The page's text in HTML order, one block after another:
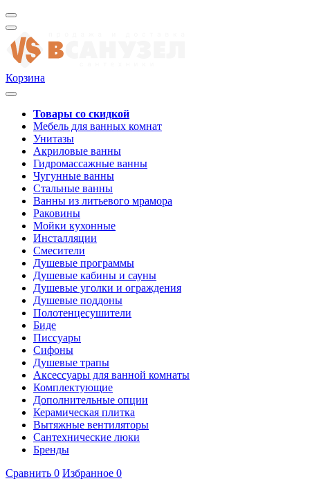
Корзина
Товары со скидкой
Мебель для ванных комнат
Унитазы
Акриловые ванны
Гидромассажные ванны
Чугунные ванны
Стальные ванны
Ванны из литьевого мрамора
Раковины
Мойки кухонные
Инсталляции
Смесители
Душевые программы
Душевые кабины и сауны
Душевые уголки и ограждения
Душевые поддоны
Полотенцесушители
Биде
Писсуары
Сифоны
Душевые трапы
Аксессуары для ванной комнаты
Комплектующие
Дополнительные опции
Керамическая плитка
Вытяжные вентиляторы
Сантехнические люки
Бренды
Сравнить 0 Избранное 0